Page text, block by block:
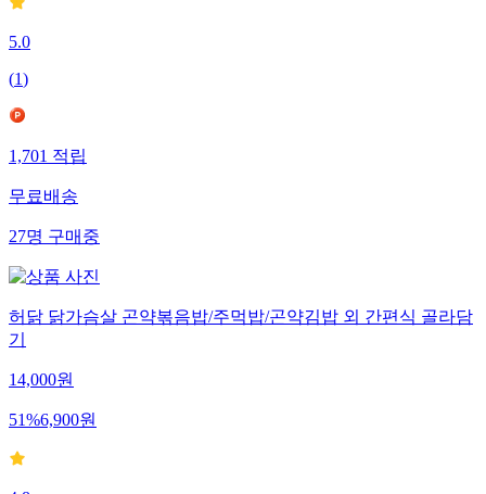
5.0
(1)
1,701적립
무료배송
27명구매중
허닭 닭가슴살 곤약볶음밥/주먹밥/곤약김밥 외 간편식 골라담
기
14,000원
51%6,900원